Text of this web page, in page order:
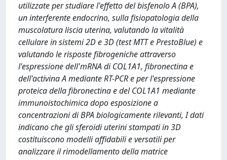
utilizzate per studiare l'effetto del bisfenolo A (BPA),
un interferente endocrino, sulla fisiopatologia della
muscolatura liscia uterina, valutando la vitalità
cellulare in sistemi 2D e 3D (test MTT e PrestoBlue) e
valutando le risposte fibrogeniche attraverso
l'espressione dell'mRNA di COL1A1, fibronectina e
dell'activina A mediante RT-PCR e per l'espressione
proteica della fibronectina e del COL1A1 mediante
immunoistochimica dopo esposizione a
concentrazioni di BPA biologicamente rilevanti, I dati
indicano che gli sferoidi uterini stampati in 3D
costituiscono modelli affidabili e versatili per
analizzare il rimodellamento della matrice